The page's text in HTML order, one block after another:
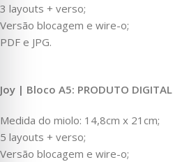
3 layouts + verso;
Versão blocagem e wire-o;
PDF e JPG.
Joy | Bloco A5: PRODUTO DIGITAL
Medida do miolo: 14,8cm x 21cm;
5 layouts + verso;
Versão blocagem e wire-o;